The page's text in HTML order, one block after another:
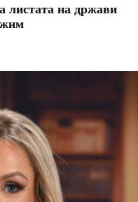
листата на држави